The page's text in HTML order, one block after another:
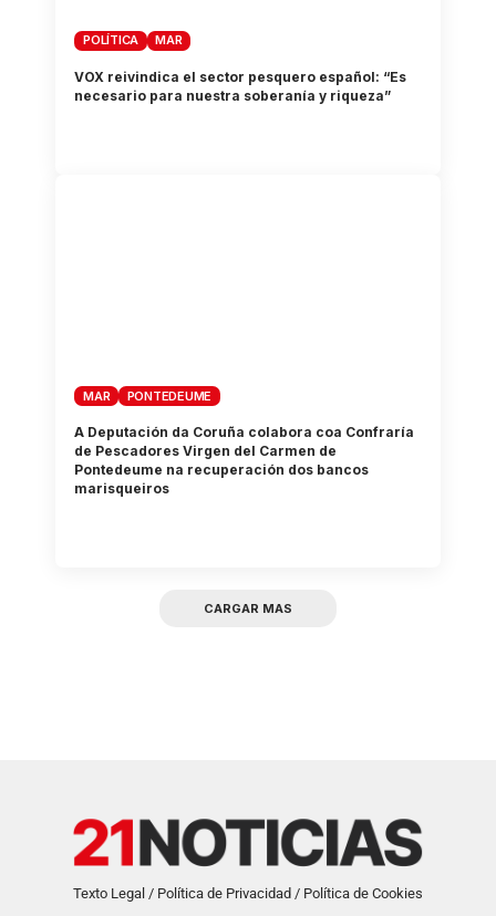
POLÍTICA MAR
VOX reivindica el sector pesquero español: “Es
necesario para nuestra soberanía y riqueza”
MAR PONTEDEUME
A Deputación da Coruña colabora coa Confraría
de Pescadores Virgen del Carmen de
Pontedeume na recuperación dos bancos
marisqueiros
CARGAR MAS
Texto Legal / Política de Privacidad / Política de Cookies